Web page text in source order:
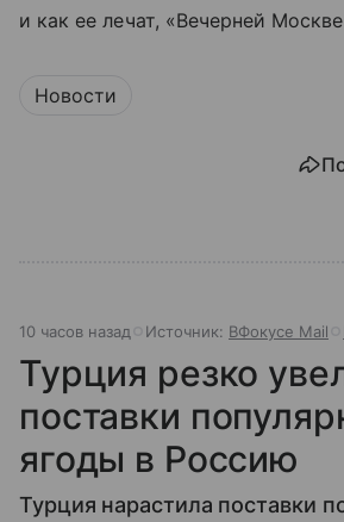
и как ее лечат, «Вечерней
Новости
10 часов назад Источник: ВФокусе Mail
Турция резко
поставки
ягоды в Россию
Турция нарастила поставки